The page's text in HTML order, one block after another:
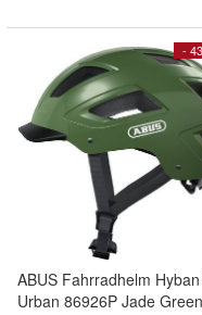
-
ABUS Fahrradhelm
Urban 86926P Jade Green